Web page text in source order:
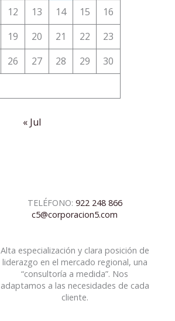
12 13 14 15
16
19 20 21 22
23
26 27 28 29
30
« Jul
TELÉFONO: 922 248 866
c5@corporacion5.com
Alta especialización y clara posición de
liderazgo en el mercado regional, una
“consultoría a medida”. Nos
adaptamos a las necesidades de cada
cliente.